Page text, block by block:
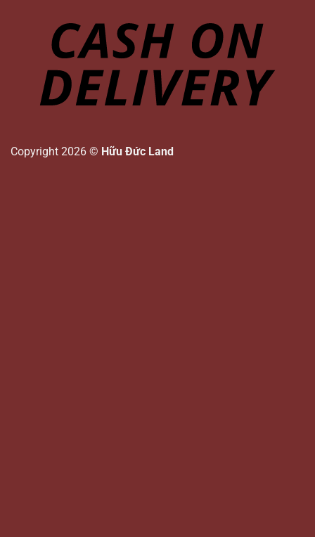
Copyright 2026 © Hữu Đức Land